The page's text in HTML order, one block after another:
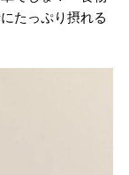
たっぷり摂れる